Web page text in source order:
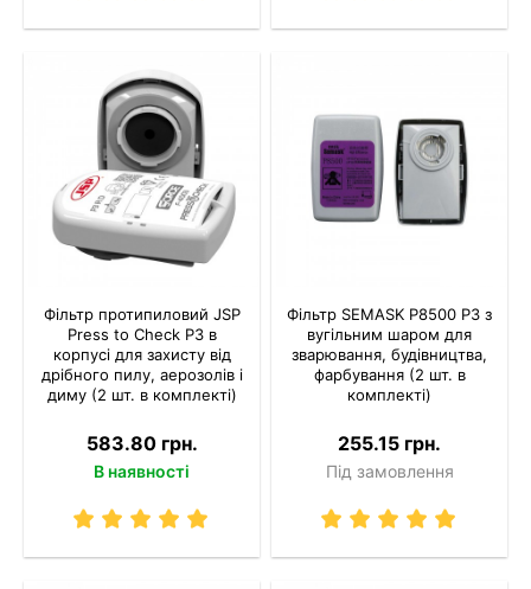
Фільтр протипиловий JSP
Press to Check P3 в
корпусі для захисту від
дрібного пилу, аерозолів і
диму (2 шт. в комплекті)
583.80 грн.
В наявності
Фільтр SEMASK P8500 P3 з
вугільним шаром для
зварювання, будівництва,
фарбування (2 шт. в
комплекті)
255.15 грн.
Під замовлення